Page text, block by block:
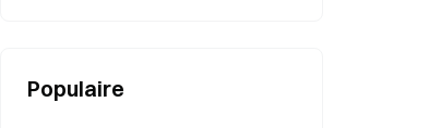
Populaire